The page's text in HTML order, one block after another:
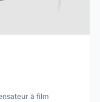
à film